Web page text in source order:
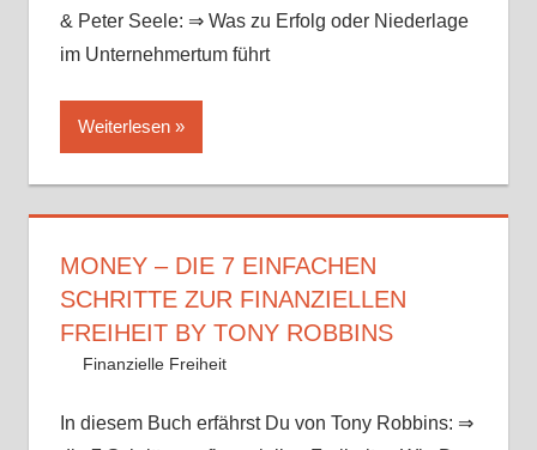
& Peter Seele: ⇒ Was zu Erfolg oder Niederlage
im Unternehmertum führt
Weiterlesen
MONEY – DIE 7 EINFACHEN
SCHRITTE ZUR FINANZIELLEN
FREIHEIT BY TONY ROBBINS
12. August 2017
Mike
Finanzielle Freiheit
In diesem Buch erfährst Du von Tony Robbins: ⇒